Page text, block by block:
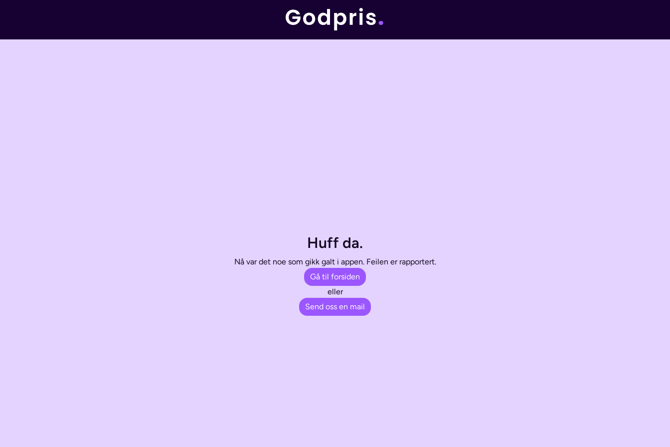
Huff da.
Nå var det noe som gikk galt i appen. Feilen er rapportert.
Gå til forsiden
eller
Send oss en mail